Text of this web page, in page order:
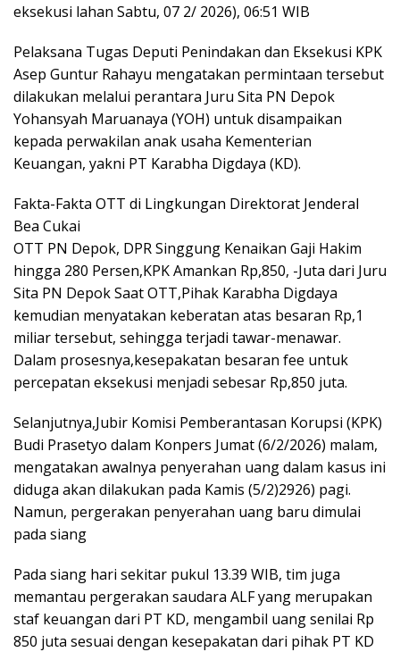
eksekusi lahan Sabtu, 07 2/ 2026), 06:51 WIB
Pelaksana Tugas Deputi Penindakan dan Eksekusi KPK
Asep Guntur Rahayu mengatakan permintaan tersebut
dilakukan melalui perantara Juru Sita PN Depok
Yohansyah Maruanaya (YOH) untuk disampaikan
kepada perwakilan anak usaha Kementerian
Keuangan, yakni PT Karabha Digdaya (KD).
Fakta-Fakta OTT di Lingkungan Direktorat Jenderal
Bea Cukai
OTT PN Depok, DPR Singgung Kenaikan Gaji Hakim
hingga 280 Persen,KPK Amankan Rp,850, -Juta dari Juru
Sita PN Depok Saat OTT,Pihak Karabha Digdaya
kemudian menyatakan keberatan atas besaran Rp,1
miliar tersebut, sehingga terjadi tawar-menawar.
Dalam prosesnya,kesepakatan besaran fee untuk
percepatan eksekusi menjadi sebesar Rp,850 juta.
Selanjutnya,Jubir Komisi Pemberantasan Korupsi (KPK)
Budi Prasetyo dalam Konpers Jumat (6/2/2026) malam,
mengatakan awalnya penyerahan uang dalam kasus ini
diduga akan dilakukan pada Kamis (5/2)2926) pagi.
Namun, pergerakan penyerahan uang baru dimulai
pada siang
Pada siang hari sekitar pukul 13.39 WIB, tim juga
memantau pergerakan saudara ALF yang merupakan
staf keuangan dari PT KD, mengambil uang senilai Rp
850 juta sesuai dengan kesepakatan dari pihak PT KD